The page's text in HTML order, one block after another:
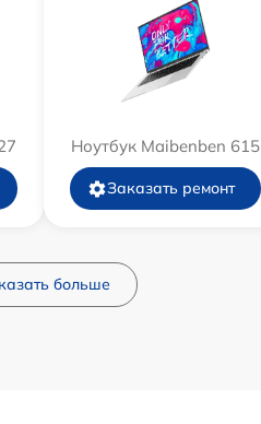
Ноутбук Maibenben 615
Заказать ремонт
больше